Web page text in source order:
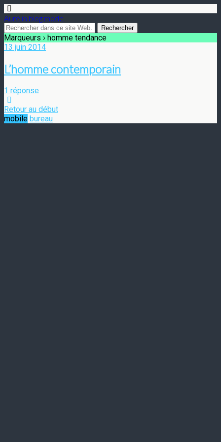
Aurélia blog mode
Marqueurs › homme tendance
13 juin 2014
L’homme contemporain
1 réponse
Retour au début
mobile bureau